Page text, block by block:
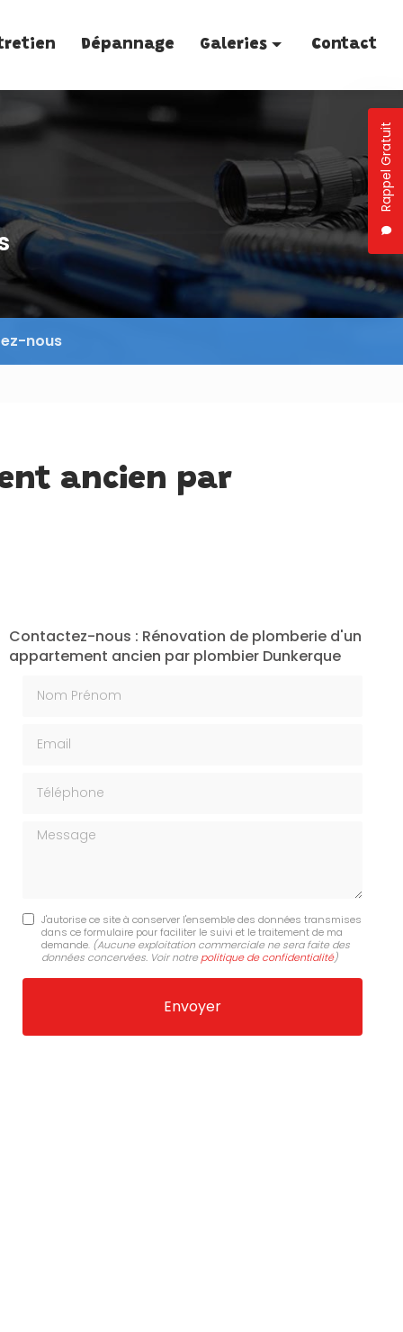
Rappel Gratuit
Dépannage Galeries
Entretien
Dépannage
Contact
nous
ancien par
Contactez-nous : Rénovation de plomberie d'un
appartement ancien par plombier Dunkerque
Message
J'autorise ce site à conserver l'ensemble des données transmises
dans ce formulaire pour faciliter le suivi et le traitement de ma
demande. (Aucune exploitation commerciale ne sera faite des
données concervées. Voir notre politique de confidentialité)